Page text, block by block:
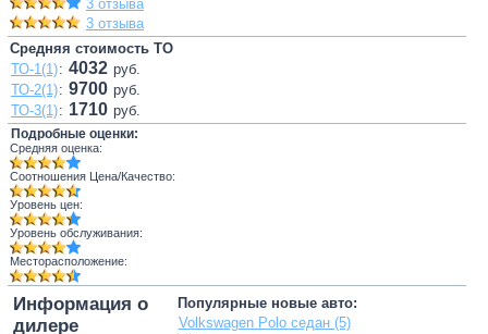
3 отзыва
3 отзыва
Средняя стоимость ТО
ТО-1(1): 4032 руб.
ТО-2(1): 9700 руб.
ТО-3(1): 1710 руб.
Подробные оценки:
Средняя оценка:
Соотношения Цена/Качество:
Уровень цен:
Уровень обслуживания:
Месторасположение:
Популярные новые авто:
Volkswagen Polo седан (5)
Информация о
дилере